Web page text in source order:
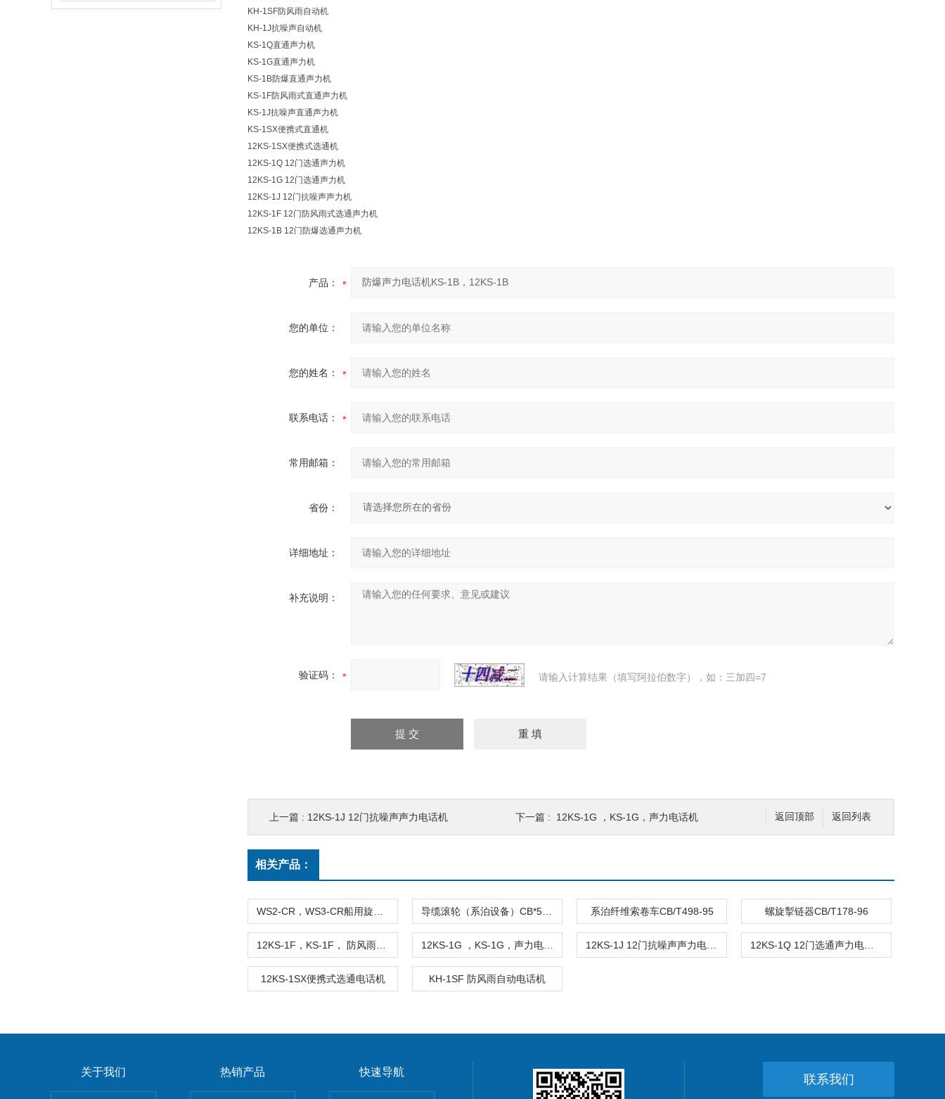
KH-1SF防风雨自动机
KH-1J抗噪声自动机
KS-1Q直通声力机
KS-1G直通声力机
KS-1B防爆直通声力机
KS-1F防风雨式直通声力机
KS-1J抗噪声直通声力机
KS-1SX便携式直通机
12KS-1SX便携式选通机
12KS-1Q 12门选通声力机
12KS-1G 12门选通声力机
12KS-1J 12门抗噪声声力机
12KS-1F 12门防风雨式选通声力机
12KS-1B 12门防爆选通声力机
产品：
您的单位：
您的姓名：
联系电话：
常用邮箱：
省份：
详细地址：
补充说明：
验证码： 请输入计算结果（填写阿拉伯数字），如：三加四=7
返回列表
返回顶部
上一篇 : 12KS-1J 12门抗噪声声力电话机 下一篇 : 12KS-1G ，KS-1G，声力电话机
相关产品：
系泊纤维索卷车CB/T498-95 螺旋掣链器CB/T178-96
12KS-1SX便携式选通电话机 KH-1SF 防风雨自动电话机
关于我们 热销产品 快速导航
联系我们